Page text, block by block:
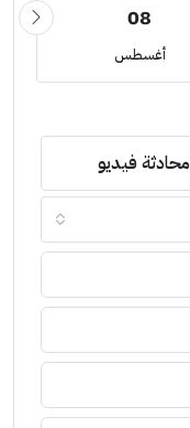
08
أغسطس
محادثة فيديو